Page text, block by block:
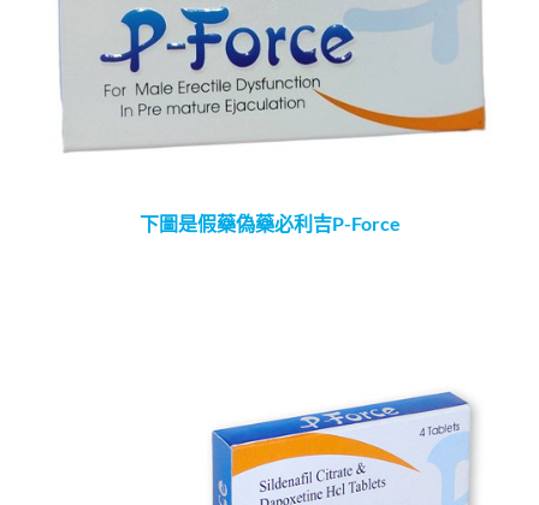
下圖是假藥偽藥必利吉P-Force